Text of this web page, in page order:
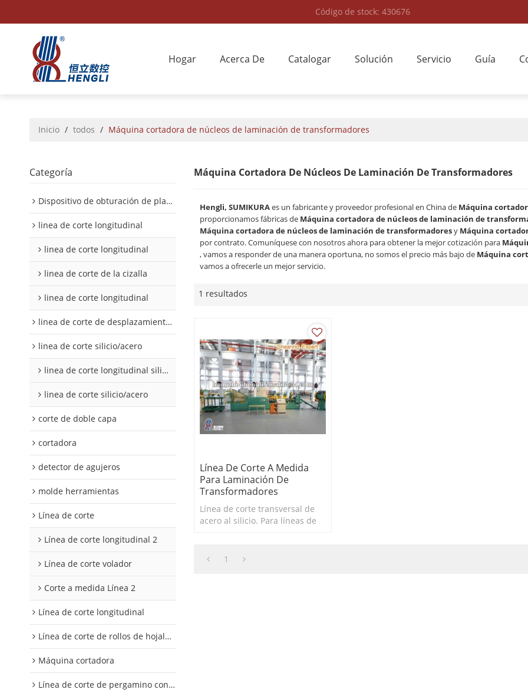
Código de stock: 430676
Hogar Acerca De Catalogar Solución Servicio Guía
Inicio / todos / Máquina cortadora de núcleos de laminación de transformadores
Categoría
Dispositivo de obturación de placa interior/exterior de automóvil
linea de corte longitudinal
linea de corte longitudinal
linea de corte de la cizalla
linea de corte longitudinal
linea de corte de desplazamiento de hojalata y aluminio
linea de corte silicio/acero
linea de corte longitudinal silicio acero
linea de corte silicio/acero
corte de doble capa
cortadora
detector de agujeros
molde herramientas
Línea de corte
Línea de corte longitudinal 2
Línea de corte volador
Corte a medida Línea 2
Línea de corte longitudinal
Línea de corte de rollos de hojalata y aluminio
Máquina cortadora
Línea de corte de pergamino con control digital
Máquina Cortadora De Núcleos De Laminación De Transformadores
Hengli, SUMIKURAes un fabricante y proveedor profesional en China de Máquina
proporcionamos fábricas de Máquina cortadora de núcleos de laminación de
Máquina cortadora de núcleos de laminación de transformadoresy Máquina
por contrato. Comuníquese con nosotros ahora para obtener la mejor cotización para
, vamos a responder de una manera oportuna, no somos el precio más bajo de Máquina
vamos a ofrecerle un mejor servicio.
1 resultados
Línea De Corte A Medida
Para Laminación De
Transformadores
Línea de corte transversal de
acero al silicio. Para líneas de
1